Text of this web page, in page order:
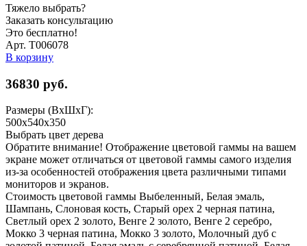
Тяжело выбрать?
Заказать консультацию
Это бесплатно!
Арт. Т006078
В корзину
36830 руб.
Размеры (ВхШхГ):
500x540x350
Выбрать цвет дерева
Обратите внимание! Отображение цветовой гаммы на вашем
экране может отличаться от цветовой гаммы самого изделия
из-за особенностей отображения цвета различными типами
мониторов и экранов.
Стоимость цветовой гаммы Выбеленный, Белая эмаль,
Шампань, Слоновая кость, Старый орех 2 черная патина,
Светлый орех 2 золото, Венге 2 золото, Венге 2 серебро,
Мокко 3 черная патина, Мокко 3 золото, Молочный дуб с